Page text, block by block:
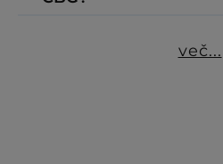
več...